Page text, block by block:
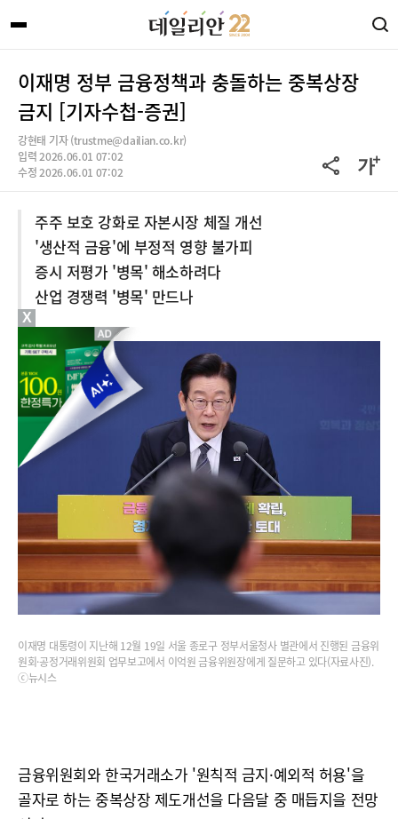
이재명 정부 금융정책과 충돌하는 중복상장
금지 [기자수첩-증권]
강현태 기자 (trustme@dailian.co.kr)
입력 2026.06.01 07:02
수정 2026.06.01 07:02
주주 보호 강화로 자본시장 체질 개선
'생산적 금융'에 부정적 영향 불가피
증시 저평가 '병목' 해소하려다
산업 경쟁력 '병목' 만드나
이재명 대통령이 지난해 12월 19일 서울 종로구 정부서울청사 별관에서 진행된 금융위
원회·공정거래위원회 업무보고에서 이억원 금융위원장에게 질문하고 있다(자료사진).
ⓒ뉴시스
금융위원회와 한국거래소가 '원칙적 금지·예외적 허용'을
골자로 하는 중복상장 제도개선을 다음달 중 매듭지을 전망
X